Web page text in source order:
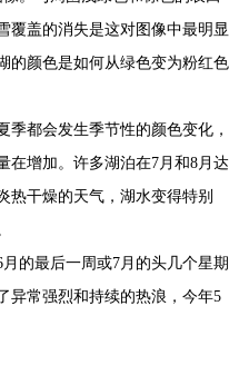
覆盖的消失是这对图像中最明显
的颜色是如何从绿色变为粉红色
都会发生季节性的颜色变化，
在增加。许多湖泊在7月和8月达
热干燥的天气，湖水变得特别
的最后一周或7月的头几个星期
异常强烈和持续的热浪，今年5